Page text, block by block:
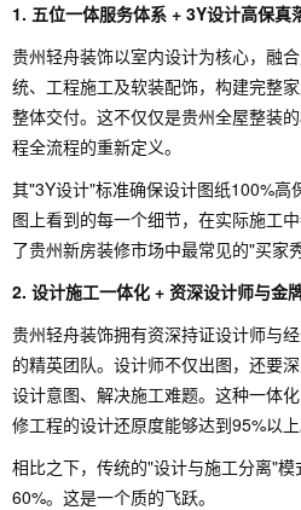
1. 五位一体服务体系 + 3Y设计高保真
贵州轻舟装饰以室内设计为核心，融
统、工程施工及软装配饰，构建完整
整体交付。这不仅仅是贵州全屋整装
程全流程的重新定义。
其"3Y设计"标准确保设计图纸100%高
图上看到的每一个细节，在实际施工
了贵州新房装修市场中最常见的"买家
2. 设计施工一体化 + 资深设计师与金
贵州轻舟装饰拥有资深持证设计师与
的精英团队。设计师不仅出图，还要
设计意图、解决施工难题。这种一体
修工程的设计还原度能够达到95%以上
相比之下，传统的"设计与施工分离"
60%。这是一个质的飞跃。